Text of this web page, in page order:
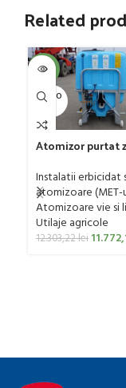
Related
-4%
SOLD O
UT
Atomizor purtat
Bufer, model
300 litri
Instalatii erbicidat
atomizoare (MET-
Atomizoare vie si
Utilaje agricole
12.303,22lei